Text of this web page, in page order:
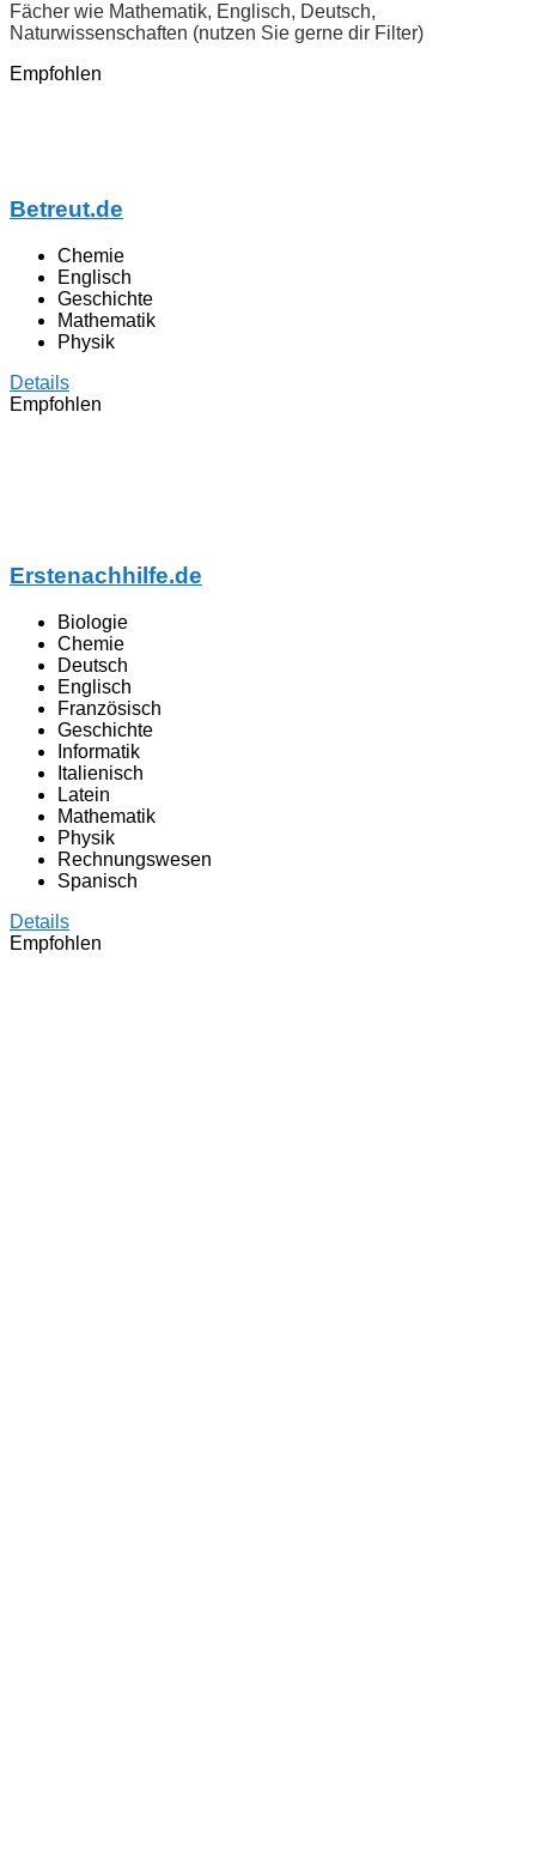
Fächer wie Mathematik, Englisch, Deutsch,
Naturwissenschaften (nutzen Sie gerne dir Filter)
Empfohlen
Betreut.de
Chemie
Englisch
Geschichte
Mathematik
Physik
Details
Empfohlen
Erstenachhilfe.de
Biologie
Chemie
Deutsch
Englisch
Französisch
Geschichte
Informatik
Italienisch
Latein
Mathematik
Physik
Rechnungswesen
Spanisch
Details
Empfohlen